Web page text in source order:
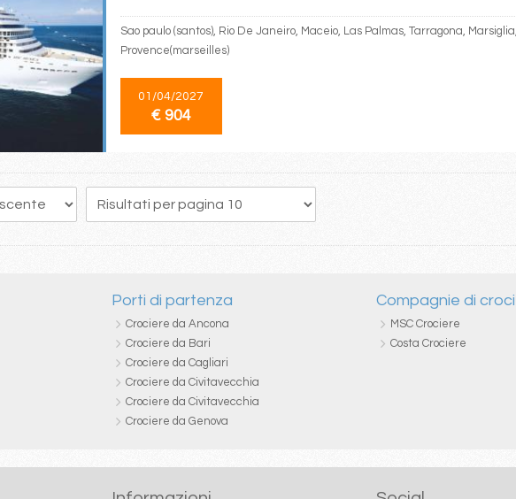
Sao paulo (santos), Rio De Janeiro, Maceio, Las Palmas, Tarragona,
Provence(marseilles)
01/04/2027
€ 904
223 224 225 226 227 228 230
Porti di partenza
Crociere da Ancona
Crociere da Bari
Crociere da Cagliari
Crociere da Civitavecchia
Crociere da Civitavecchia
Crociere da Genova
Compagnie di
MSC Crociere
Costa Crociere